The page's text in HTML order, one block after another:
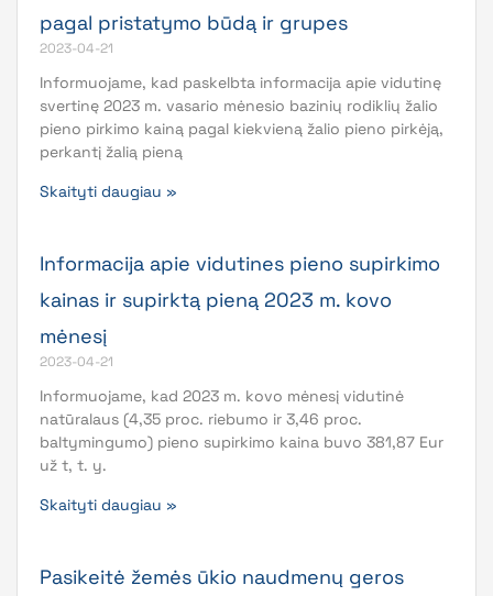
pagal pristatymo būdą ir grupes
2023-04-21
Informuojame, kad paskelbta informacija apie vidutinę
svertinę 2023 m. vasario mėnesio bazinių rodiklių žalio
pieno pirkimo kainą pagal kiekvieną žalio pieno pirkėją,
perkantį žalią pieną
Skaityti daugiau »
Informacija apie vidutines pieno supirkimo
kainas ir supirktą pieną 2023 m. kovo
mėnesį
2023-04-21
Informuojame, kad 2023 m. kovo mėnesį vidutinė
natūralaus (4,35 proc. riebumo ir 3,46 proc.
baltymingumo) pieno supirkimo kaina buvo 381,87 Eur
už t, t. y.
Skaityti daugiau »
Pasikeitė žemės ūkio naudmenų geros